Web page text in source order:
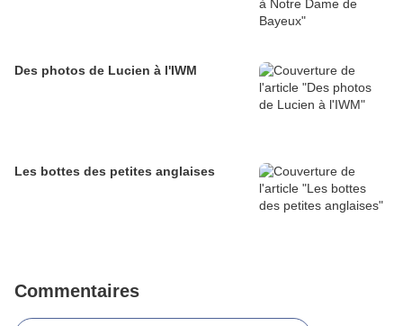
Des photos de Lucien à l'IWM
Les bottes des petites anglaises
Commentaires